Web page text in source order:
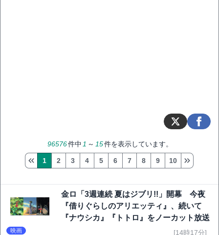
96576件中 1 ～ 15件を表示しています。
1 2 3 4 5 6 7 8 9 10
金ロ「3週連続 夏はジブリ!!」開幕 今夜
『借りぐらしのアリエッティ』、続いて
『ナウシカ』『トトロ』をノーカット放送
映画 [14時17分]